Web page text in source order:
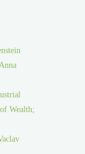
Wealth;